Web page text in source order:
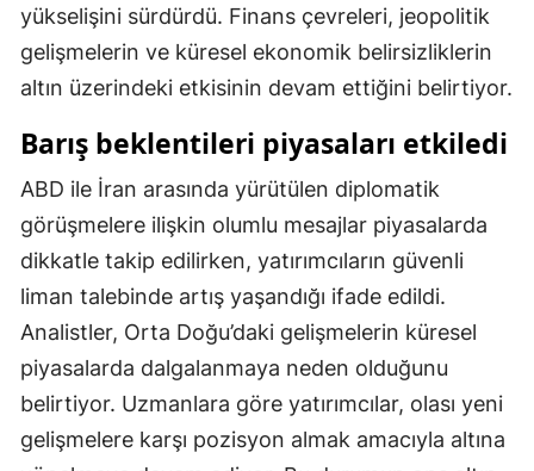
İstanbul
Kastamonu
Kayseri
Kırklareli
Kırşehir
Kocaeli
Konya
yükselişini sürdürdü. Finans çevreleri, jeopolitik
gelişmelerin ve küresel ekonomik belirsizliklerin
altın üzerindeki etkisinin devam ettiğini belirtiyor.
Barış beklentileri piyasaları etkiledi
ABD ile İran arasında yürütülen diplomatik
görüşmelere ilişkin olumlu mesajlar piyasalarda
dikkatle takip edilirken, yatırımcıların güvenli
liman talebinde artış yaşandığı ifade edildi.
Analistler, Orta Doğu’daki gelişmelerin küresel
piyasalarda dalgalanmaya neden olduğunu
belirtiyor. Uzmanlara göre yatırımcılar, olası yeni
gelişmelere karşı pozisyon almak amacıyla altına